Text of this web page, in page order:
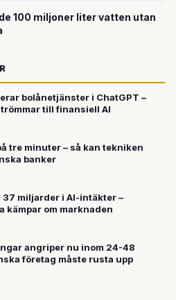
100 miljoner liter vatten utan
bolånetjänster i ChatGPT –
till finansiell AI
tre minuter – så kan tekniken
banker
37 miljarder i AI-intäkter –
kämpar om marknaden
angriper nu inom 24-48
företag måste rusta upp